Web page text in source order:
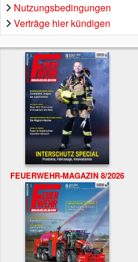
Nutzungsbedingungen
Verträge hier kündigen
FEUERWEHR-MAGAZIN 8/2026